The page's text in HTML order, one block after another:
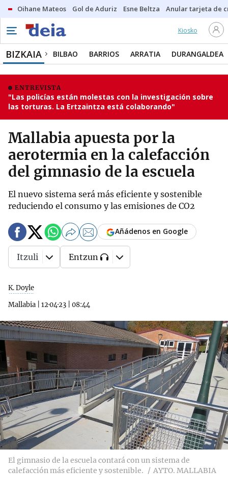
Oihane Mateos Gol de Aduriz Esne Beltza Anular tarjeta de
Kiosko
BIZKAIA BILBAO BARRIOS ARRATIA DURANGALDEA
ENTREVISTA
"Las policías están molestas con la investigación sobre
las torturas. La Ertzaintza está colaborando"
Mallabia apuesta por la
aerotermia en la calefacción
del gimnasio de la escuela
El nuevo sistema será más eficiente y sostenible
reduciendo el consumo y las emisiones de CO2
K. Doyle
Mallabia
12·04·23 08:44
Añádenos en Google
Itzuli Entzun
El gimnasio de la escuela contará con un sistema de
calefacción más eficiente y sostenible.
AYTO. MALLABIA